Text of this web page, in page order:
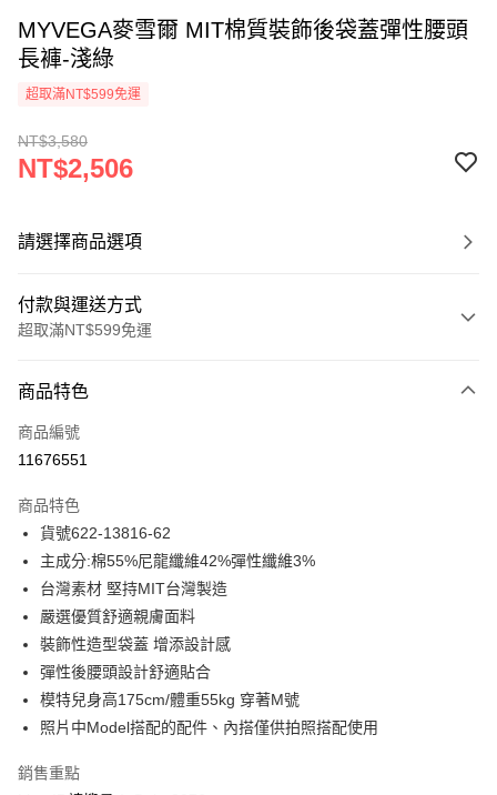
MYVEGA麥雪爾 MIT棉質裝飾後袋蓋彈性腰頭
長褲-淺綠
超取滿NT$599免運
NT$3,580
NT$2,506
請選擇商品選項
付款與運送方式
超取滿NT$599免運
信用卡一次付款
信用卡分期付款
合作金庫商業銀行
華南商業銀行
上海商業儲蓄銀行
台北富邦商業銀行
國泰世華商業銀行
臺灣中小企業銀行
匯豐（台灣）商業銀行
聯邦商業銀行
元大商業銀行
玉山商業銀行
星展（台灣）商業銀行
台新國際商業銀行
中國信託商業銀行
超商取貨付款
LINE Pay
Apple Pay
街口支付
ATM付款
貨到付款
商品特色
商品編號
11676551
商品特色
貨號622-13816-62
主成分:棉55%尼龍纖維42%彈性纖維3%
台灣素材 堅持MIT台灣製造
嚴選優質舒適親膚面料
裝飾性造型袋蓋 增添設計感
彈性後腰頭設計舒適貼合
模特兒身高175cm/體重55kg 穿著M號
照片中Model搭配的配件、內搭僅供拍照搭配使用
銷售重點